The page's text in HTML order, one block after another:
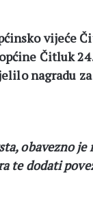
vijeće
Čitluk
nagradu
obavezno je
te dodati